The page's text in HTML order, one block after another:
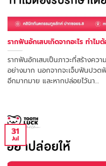
รากฟันอักเสบเกิดจากอะไร ทำไม
รากฟันอักเสบเป็นภาวะที่สร้างคว
อย่างมาก นอกจากจะเจ็บฟันปว
อีกมากมาย และหากปล่อยไว้นา…
31
Jul